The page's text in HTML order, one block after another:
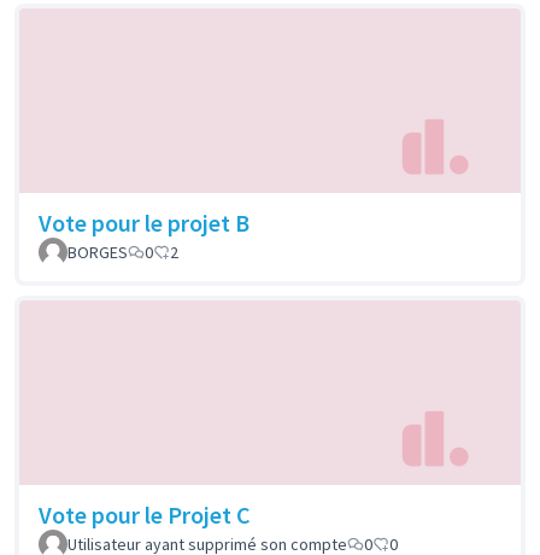
Vote pour le projet B
BORGES 0 2
Vote pour le Projet C
Utilisateur ayant supprimé son compte 0 0